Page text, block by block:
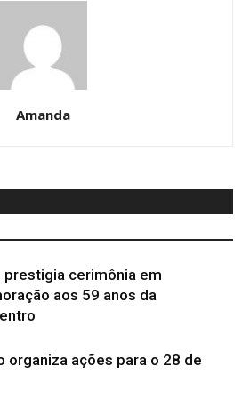
Amanda
prestigia cerimônia em
aos 59 anos da
organiza ações para o 28 de